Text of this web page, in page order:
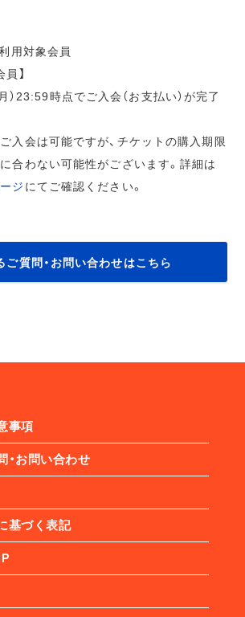
用対象会員
】
）23:59時点でご入会（お支払い）が完了
入会は可能ですが、チケットの購入期限
合わない可能性がございます。詳細は
ジ にてご確認ください。
ご質問・お問い合わせはこちら
事項
・お問い合わせ
基づく表記